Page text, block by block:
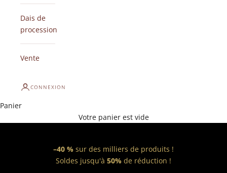
Dais de
procession
Vente
CONNEXION
Panier
Votre panier est vide
–40 % sur des milliers de produits !
Soldes jusqu'à 50% de réduction !